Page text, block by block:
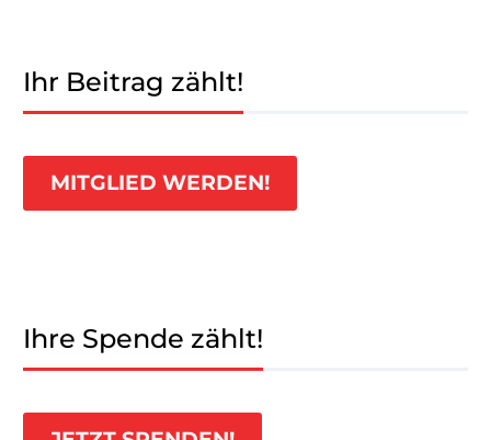
Ihr Beitrag zählt!
MITGLIED WERDEN!
Ihre Spende zählt!